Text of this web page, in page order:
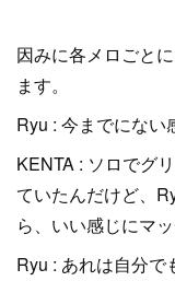
因みに各メロごと
ます。
Ryu : 今までにない
KENTA : ソロでグ
ていたんだけど、
ら、いい感じにマ
Ryu : あれは自分で